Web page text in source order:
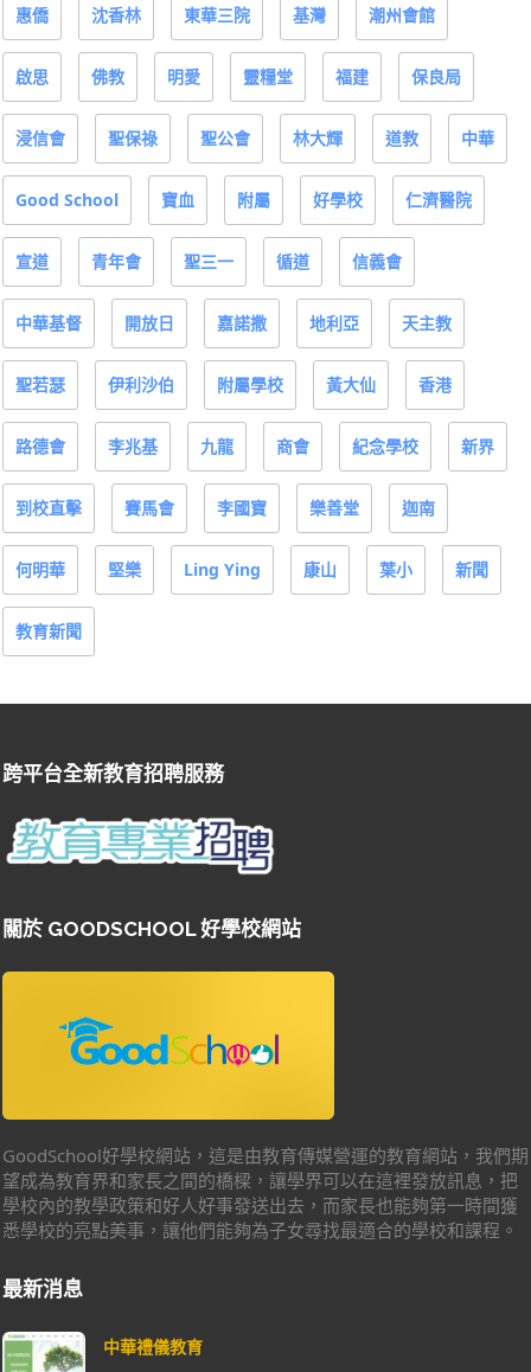
惠僑 沈香林 東華三院 基灣 潮州會館
啟思 佛教 明愛 靈糧堂 福建 保良局
浸信會 聖保祿 聖公會 林大輝 道教 中華
Good School 寶血 附屬 好學校 仁濟醫院
宣道 青年會 聖三一 循道 信義會
中華基督 開放日 嘉諾撒 地利亞 天主教
聖若瑟 伊利沙伯 附屬學校 黃大仙 香港
路德會 李兆基 九龍 商會 紀念學校 新界
到校直擊 賽馬會 李國寶 樂善堂 迦南
何明華 堅樂 Ling Ying 康山 葉小 新聞
教育新聞
跨平台全新教育招聘服務
關於 GOODSCHOOL 好學校網站
GoodSchool好學校網站，這是由教育傳媒營運的教育網站，我們期
望成為教育界和家長之間的橋樑，讓學界可以在這裡發放訊息，把
學校內的教學政策和好人好事發送出去，而家長也能夠第一時間獲
悉學校的亮點美事，讓他們能夠為子女尋找最適合的學校和課程。
最新消息
中華禮儀教育